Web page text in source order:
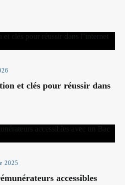
et clés pour réussir dans
2025
accessibles